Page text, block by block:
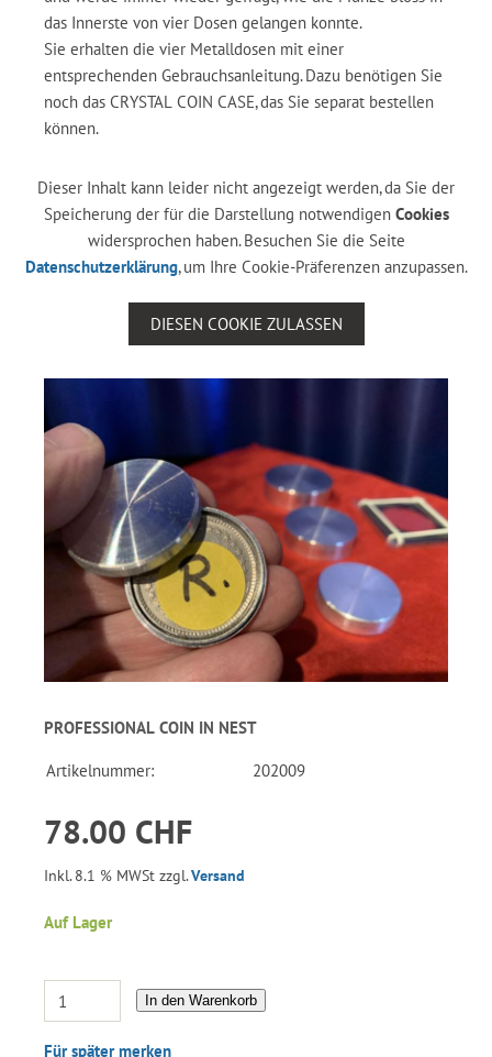
das Innerste von vier Dosen gelangen konnte.
Sie erhalten die vier Metalldosen mit einer
entsprechenden Gebrauchsanleitung. Dazu benötigen Sie
noch das CRYSTAL COIN CASE, das Sie separat bestellen
können.
Dieser Inhalt kann leider nicht angezeigt werden, da Sie der
Speicherung der für die Darstellung notwendigen Cookies
widersprochen haben. Besuchen Sie die Seite
Datenschutzerklärung, um Ihre Cookie-Präferenzen anzupassen.
DIESEN COOKIE ZULASSEN
PROFESSIONAL COIN IN NEST
Artikelnummer: 202009
78.00 CHF
Inkl. 8.1 % MWSt zzgl.Versand
Auf Lager
In den Warenkorb
Für später merken